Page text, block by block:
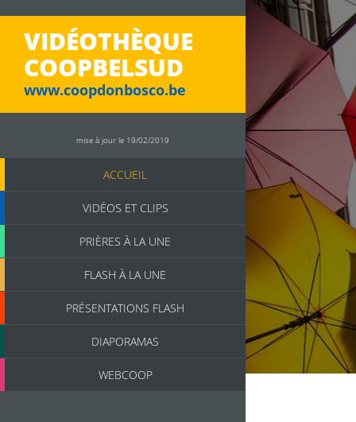
VIDÉOTHÈQUE
COOPBELSUD
www.coopdonbosco.be
mise à jour le 19/02/2019
ACCUEIL
VIDÉOS ET CLIPS
PRIÈRES À LA UNE
FLASH À LA UNE
PRÉSENTATIONS FLASH
DIAPORAMAS
WEBCOOP